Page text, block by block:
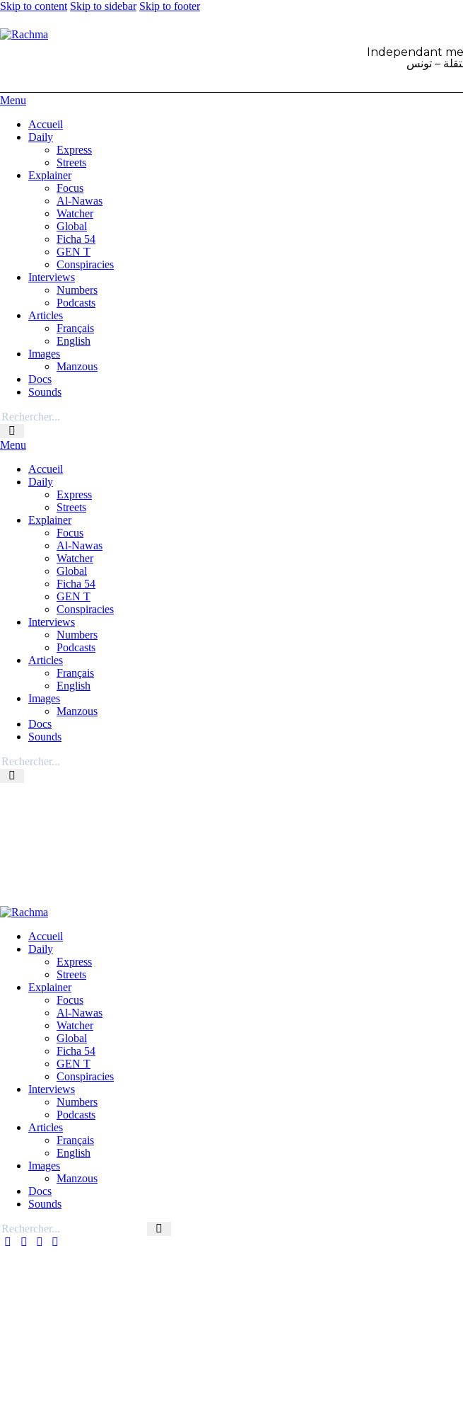
Skip to content Skip to sidebar Skip to footer
Independant
– تونس
Menu
Accueil
Daily
Express
Streets
Explainer
Focus
Al-Nawas
Watcher
Global
Ficha 54
GEN T
Conspiracies
Interviews
Numbers
Podcasts
Articles
Français
English
Images
Manzous
Docs
Sounds
Menu
Accueil
Daily
Express
Streets
Explainer
Focus
Al-Nawas
Watcher
Global
Ficha 54
GEN T
Conspiracies
Interviews
Numbers
Podcasts
Articles
Français
English
Images
Manzous
Docs
Sounds
Accueil
Daily
Express
Streets
Explainer
Focus
Al-Nawas
Watcher
Global
Ficha 54
GEN T
Conspiracies
Interviews
Numbers
Podcasts
Articles
Français
English
Images
Manzous
Docs
Sounds